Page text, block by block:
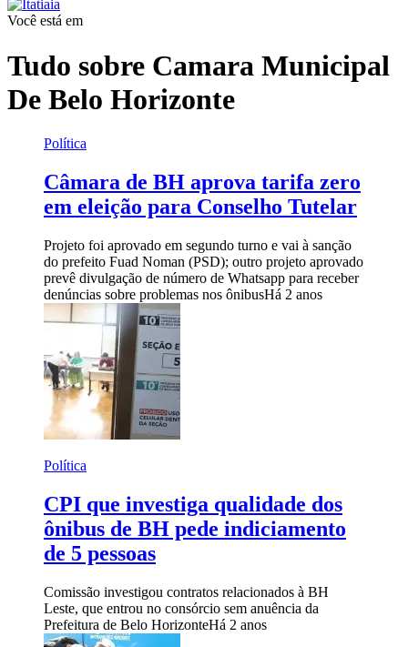
Você está em
Tudo sobre Camara Municipal
De Belo Horizonte
Política
Câmara de BH aprova tarifa zero
em eleição para Conselho Tutelar
Projeto foi aprovado em segundo turno e vai à sanção
do prefeito Fuad Noman (PSD); outro projeto aprovado
prevê divulgação de número de Whatsapp para receber
denúncias sobre problemas nos ônibusHá 2 anos
Política
CPI que investiga qualidade dos
ônibus de BH pede indiciamento
de 5 pessoas
Comissão investigou contratos relacionados à BH
Leste, que entrou no consórcio sem anuência da
Prefeitura de Belo HorizonteHá 2 anos